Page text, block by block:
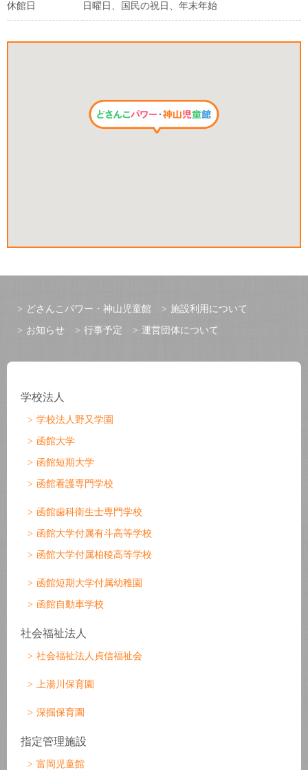
休館日 日曜日、国民の祝日、年末年始
どさんこパワー・神山児童館 施設利用について
お知らせ 行事予定 運営団体について
学校法人
学校法人野又学園
函館大学
函館短期大学
函館看護専門学校
函館歯科衛生士専門学校
函館大学付属有斗高等学校
函館大学付属柏稜高等学校
函館短期大学付属幼稚園
函館自動車学校
社会福祉法人
社会福祉法人貞信福祉会
上湯川保育園
深掘保育園
指定管理施設
富岡児童館